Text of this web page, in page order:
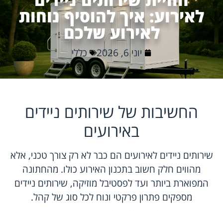
לאירוע: איך להוסיף נוחות
לאירוע שלכם
יוני 6, 2026 כללי
החשיבות של שירותים ניידים
באירועים
שירותים ניידים לאירועים הם כבר לא רק צורך טכני, אלא
מהווים חלק חשוב בתכנון האירוע כולו. מהחתונה
המפוארת ביותר ועד לפסטיבל מוזיקה, שירותים ניידים
מספקים פתרון פרקטי ונוח לכל סוג של קהל.